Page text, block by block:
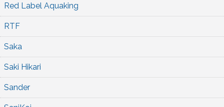
Red Label Aquaking
RTF
Saka
Saki Hikari
Sander